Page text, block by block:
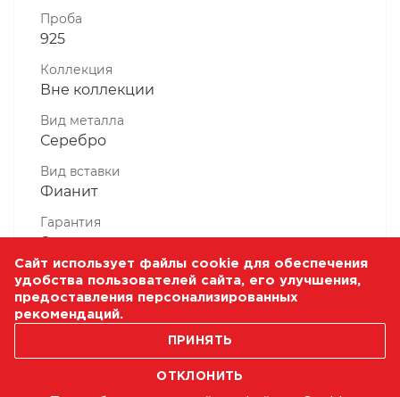
Проба
925
Коллекция
Вне коллекции
Вид металла
Серебро
Вид вставки
Фианит
Гарантия
6 месяцев
Комплектность, шт
1 Штука
Масса, гр
Сайт использует файлы cookie для обеспечения
удобства пользователей сайта, его улучшения,
предоставления персонализированных
рекомендаций.
ПРИНЯТЬ
ОТКЛОНИТЬ